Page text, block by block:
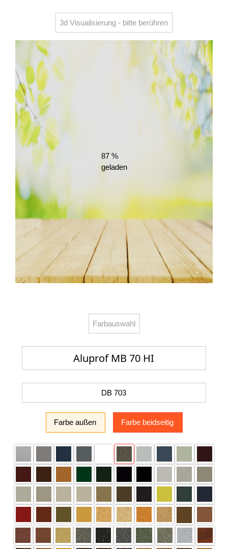
3d Visualisierung - bitte berühren
87%
geladen
Farbauswahl
Aluprof MB 70 HI
DB 703
Farbe außen Farbe beidseitig